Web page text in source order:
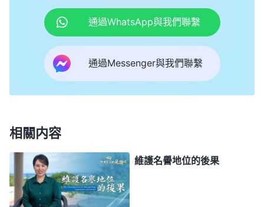
拾東西，邊收拾邊自我安慰：「肯定是負責人耽誤了
接我的時間，他們還會給我來信的。」可接連幾天過
去了，我還是没等到來信，此時，我慢慢地由希望變
成了失望，心想：「他們是不是不讓我出去盡本分
了，難道我不適合外出盡本分嗎？這下弟兄姊妹會不
我一點也聽不進去，感到自己挺委屈，心想：「説好
了要提拔我，去了又没人接，回來我的本分已經被人
代替了，自己現在是什麽本分也没有了，挂在這裏不
上不下的，這不是成心讓我難堪嗎？真不知道他們是
通過WhatsApp與我們聯繫
通過Messenger與我們聯繫
相關内容
維護名譽地位的後果